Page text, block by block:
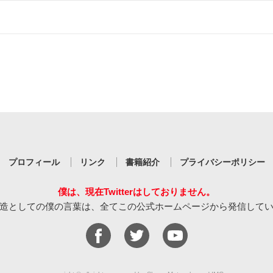
プロフィール リンク 書籍紹介 プライバシーポリシー
僕は、現在Twitterはしておりません。
としての僕の言葉は、全てこの公式ホームページから発信して